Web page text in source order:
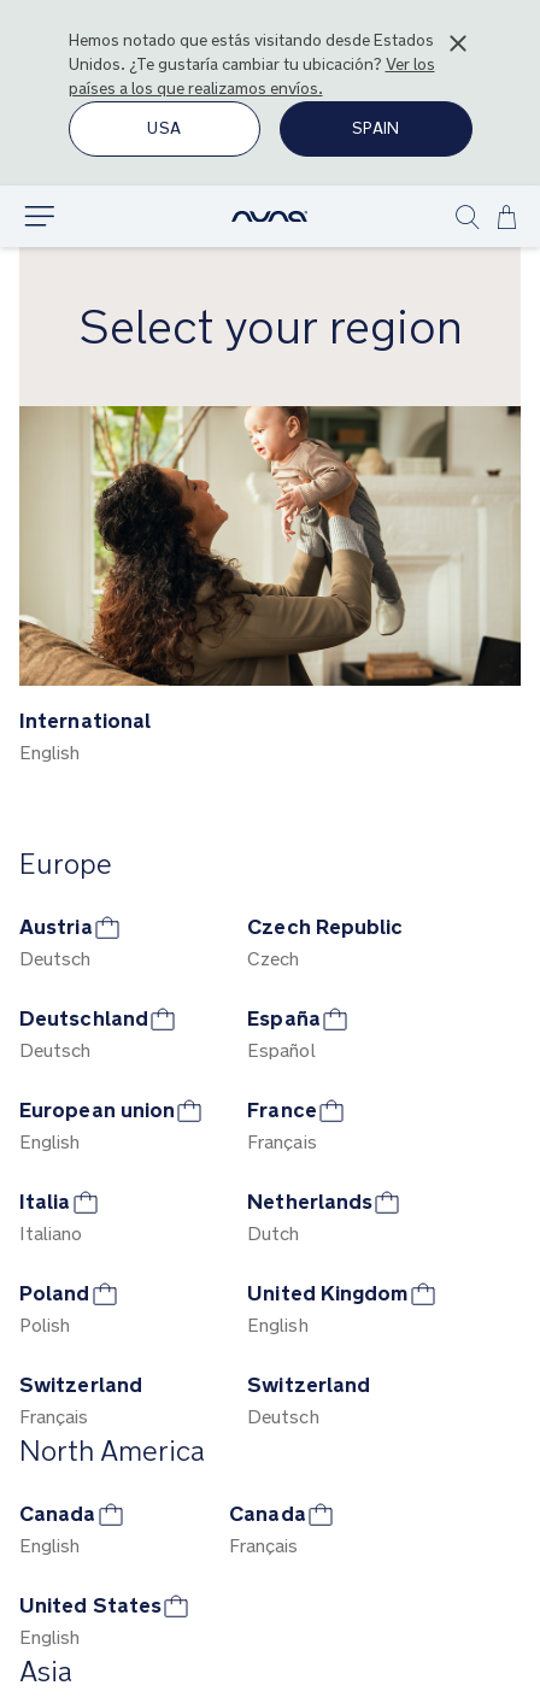
Hemos notado que estás visitando desdeEstados
Unidos. ¿Te gustaría cambiar tu ubicación? Ver los
países a los que realizamos envíos.
USA
SPAIN
Ir
al
Show
Select your region
International
English
Europe
Austria
Deutsch
Czech Republic
Czech
Deutschland
Deutsch
España
Español
European union
English
France
Français
Italia
Italiano
Netherlands
Dutch
Poland
Polish
United Kingdom
English
Switzerland
Français
Switzerland
Deutsch
North America
Canada
English
Canada
Français
United States
English
Asia